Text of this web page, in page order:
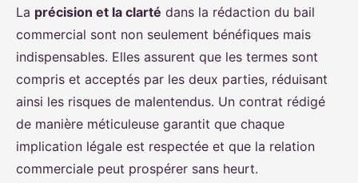
La précision et la clarté dans la rédaction du bail
commercial sont non seulement bénéfiques mais
indispensables. Elles assurent que les termes sont
compris et acceptés par les deux parties, réduisant
ainsi les risques de malentendus. Un contrat rédigé
de manière méticuleuse garantit que chaque
implication légale est respectée et que la relation
commerciale peut prospérer sans heurt.